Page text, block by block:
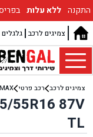
התקנה ללא עלות
גלגלים צמיגים לרכב
צמיגים לרכב רכב פרטי
55R16 87V
TL